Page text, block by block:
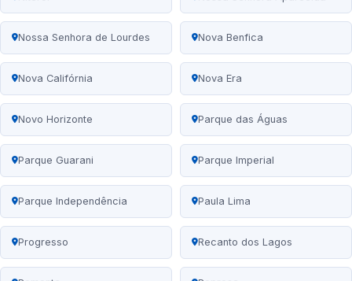
Nossa Senhora de Lourdes Nova Benfica
Nova Califórnia Nova Era
Novo Horizonte Parque das Águas
Parque Guarani Parque Imperial
Parque Independência Paula Lima
Progresso Recanto dos Lagos